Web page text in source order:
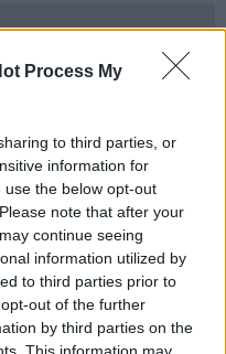
Process My
to third parties, or
information for
the below opt-out
note that after your
continue seeing
information utilized by
to third parties prior to
out of the further
by third parties on the
Cavallo e finita nel
di Lucca è partita per
tecniche - il
donna. Quest’ultima è stata
3 che, dopo aver fatto
posto il tecnico di